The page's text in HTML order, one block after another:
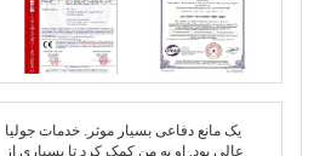
یک مانع دفاعی بسیار موثر. خدمات جولیا
عالی بود. او به من کمک کرد تا بسیاری از